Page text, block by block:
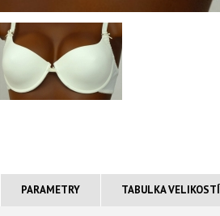
PARAMETRY TABULKA